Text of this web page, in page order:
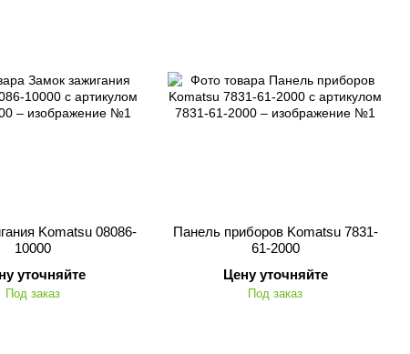
Komatsu 08086-
10000
уточняйте
Под заказ
Панель приборов Komatsu 7831-
61-2000
Цену уточняйте
Под заказ